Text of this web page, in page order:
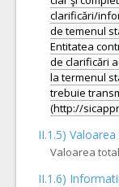
clarificări/
de temenul
Entitatea
de clarificări
la termenul
trebuie
(http://
II.1.5)
Valoarea
II.1.6)